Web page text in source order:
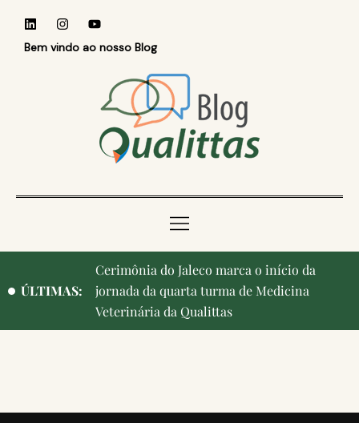
Bem vindo ao nosso Blog
ÚLTIMAS:
Cerimônia do Jaleco marca o início da
jornada da quarta turma de Medicina
Veterinária da Qualittas
Qualittas, Portas Abertas! e aniversário de
Campinas, cidade onde nasceu a instituição,
ganham destaque na imprensa